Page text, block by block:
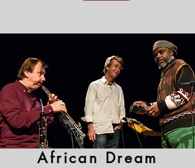
African Dream